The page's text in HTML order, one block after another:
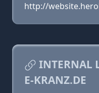
http://
INTERNAL
E-KRANZ.DE